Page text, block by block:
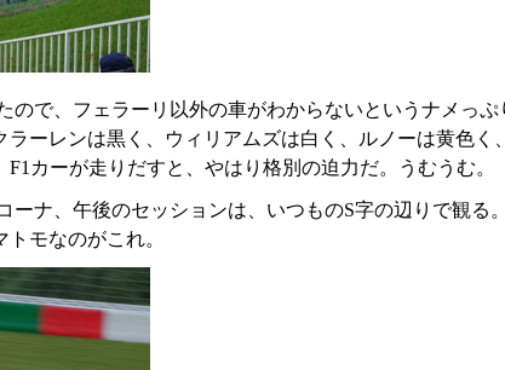
ので、フェラーリ以外の車がわからないというナメっ
ラーレンは黒く、ウィリアムズは白く、ルノーは黄色
カーが走りだすと、やはり格別の迫力だ。うむうむ。
ーナ、午後のセッションは、いつものS字の辺りで観る
モなのがこれ。